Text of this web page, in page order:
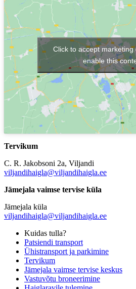
Click to accept marketing
enable this
Tervikum
C. R. Jakobsoni 2a, Viljandi
viljandihaigla@viljandihaigla.ee
Jämejala vaimse tervise küla
Jämejala küla
viljandihaigla@viljandihaigla.ee
Kuidas tulla?
Patsiendi transport
Ühistransport ja parkimine
Tervikum
Jämejala vaimse tervise keskus
Vastuvõtu broneerimine